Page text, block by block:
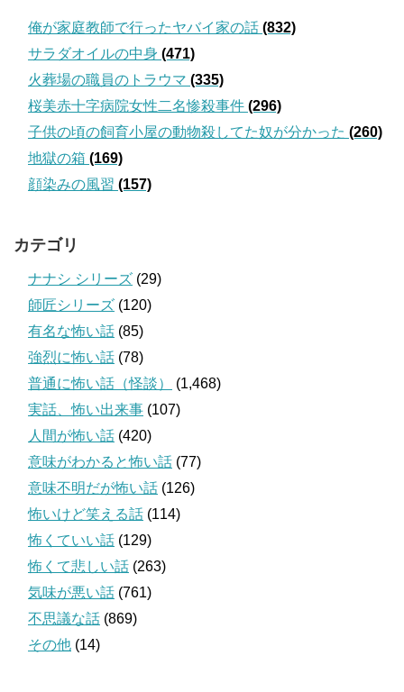
俺が家庭教師で行ったヤバイ家の話 (832)
サラダオイルの中身 (471)
火葬場の職員のトラウマ (335)
桜美赤十字病院女性二名惨殺事件 (296)
子供の頃の飼育小屋の動物殺してた奴が分かった (260)
地獄の箱 (169)
顔染みの風習 (157)
カテゴリ
ナナシ シリーズ (29)
師匠シリーズ (120)
有名な怖い話 (85)
強烈に怖い話 (78)
普通に怖い話（怪談）
(1,468)
実話、怖い出来事 (107)
人間が怖い話 (420)
意味がわかると怖い話 (77)
意味不明だが怖い話 (126)
怖いけど笑える話 (114)
怖くていい話 (129)
怖くて悲しい話 (263)
気味が悪い話 (761)
不思議な話 (869)
その他 (14)